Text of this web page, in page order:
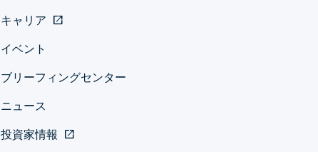
キャリア open_in_new
イベント
ブリーフィングセンター
ニュース
投資家情報 open_in_new